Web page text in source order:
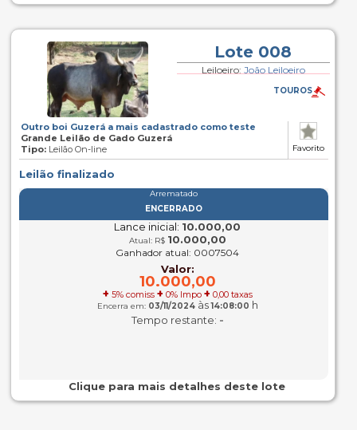
Lote 008
Leiloeiro: João Leiloeiro
Outro boi Guzerá a mais cadastrado como teste
Grande Leilão de Gado Guzerá
Tipo:Leilão On-line Favorito
TOUROS
Leilão finalizado
Arrematado
ENCERRADO
Lance inicial: 10.000,00
Atual: R$ 10.000,00
Ganhador atual: 0007504
Valor:
10.000,00
+ 5% comiss + 0% Impo + 0,00 taxas
Encerra em: 03/11/2024às14:08:00 h
Tempo restante: -
Clique para mais detalhes deste lote